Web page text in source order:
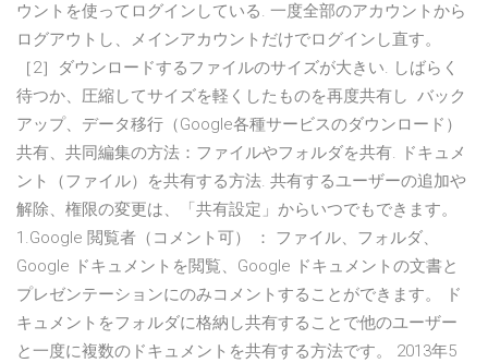
ウントを使ってログインしている. 一度全部のアカウントから
ログアウトし、メインアカウントだけでログインし直す。
［2］ダウンロードするファイルのサイズが大きい. しばらく
待つか、圧縮してサイズを軽くしたものを再度共有し バック
アップ、データ移行（Google各種サービスのダウンロード）
共有、共同編集の方法：ファイルやフォルダを共有. ドキュメ
ント（ファイル）を共有する方法. 共有するユーザーの追加や
解除、権限の変更は、「共有設定」からいつでもできます。
1.Google 閲覧者（コメント可） ： ファイル、フォルダ、
Google ドキュメントを閲覧、Google ドキュメントの文書と
プレゼンテーションにのみコメントすることができます。 ド
キュメントをフォルダに格納し共有することで他のユーザー
と一度に複数のドキュメントを共有する方法です。 2013年5